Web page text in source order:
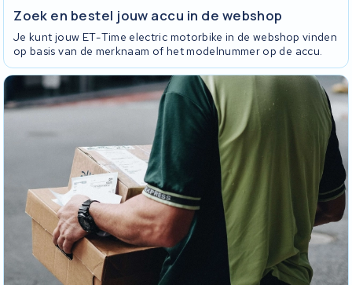
Zoek en bestel jouw accu in de webshop
Je kunt jouw ET-Time electric motorbike in de webshop vinden
op basis van de merknaam of het modelnummer op de accu.